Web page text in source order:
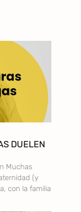
DUELEN
Muchas
(y
con la familia